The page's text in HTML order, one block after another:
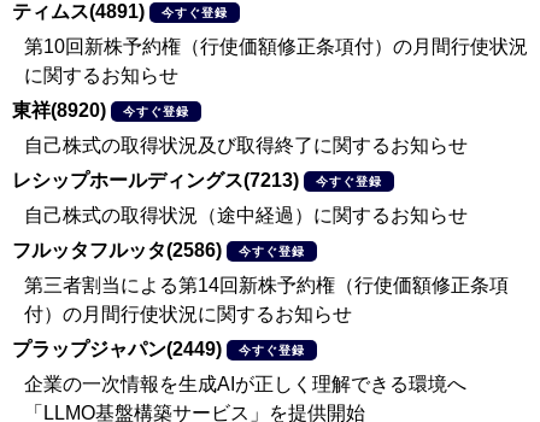
ティムス(4891)
今すぐ登録
第10回新株予約権（行使価額修正条項付）の月間行使状況
に関するお知らせ
東祥(8920)
今すぐ登録
自己株式の取得状況及び取得終了に関するお知らせ
レシップホールディングス(7213)
今すぐ登録
自己株式の取得状況（途中経過）に関するお知らせ
フルッタフルッタ(2586)
今すぐ登録
第三者割当による第14回新株予約権（行使価額修正条項
付）の月間行使状況に関するお知らせ
プラップジャパン(2449)
今すぐ登録
企業の一次情報を生成AIが正しく理解できる環境へ
「LLMO基盤構築サービス」を提供開始